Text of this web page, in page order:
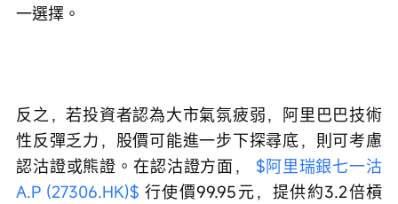
一選擇。
反之，若投資者認為大市氣氛疲弱，阿里巴巴技術
性反彈乏力，股價可能進一步下探尋底，則可考慮
認沽證或熊證。在認沽證方面， $阿里瑞銀七一沽
A.P (27306.HK)$ 行使價99.95元，提供約3.2倍槓